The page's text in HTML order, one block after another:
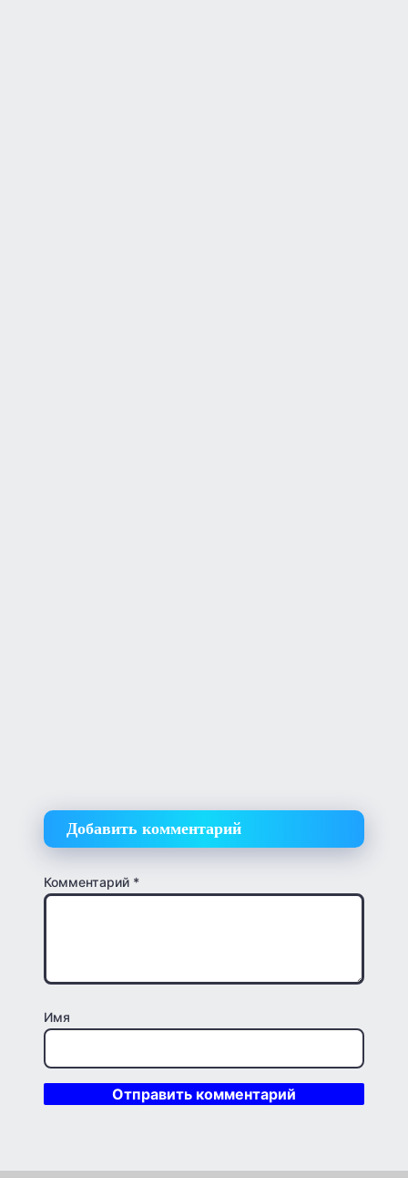
Добавить комментарий
Комментарий *
Имя